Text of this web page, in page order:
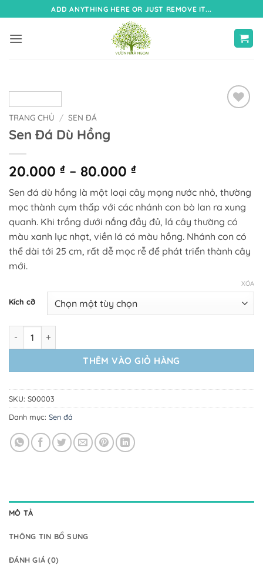
qua
nội
ADD ANYTHING HERE OR JUST REMOVE IT...
TRANG CHỦ / SEN ĐÁ
Sen Đá Dù Hồng
20.000 ₫ – 80.000 ₫Khoảng
giá:
từ
20.000 ₫
đến
80.000 ₫
Sen đá dù hồng là một loại cây mọng nước nhỏ, thường
mọc thành cụm thấp với các nhánh con bò lan ra xung
quanh. Khi trồng dưới nắng đầy đủ, lá cây thường có
màu xanh lục nhạt, viền lá có màu hồng. Nhánh con có
thể dài tới 25 cm, rất dễ mọc rễ để phát triển thành cây
mới.
Kích cỡ
XÓA
THÊM VÀO GIỎ HÀNG
SKU: S00003
Danh mục: Sen đá
MÔ TẢ
THÔNG TIN BỔ SUNG
ĐÁNH GIÁ (0)